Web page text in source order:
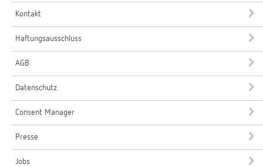
Kontakt
Haftungsausschluss
AGB
Datenschutz
Consent Manager
Presse
Jobs